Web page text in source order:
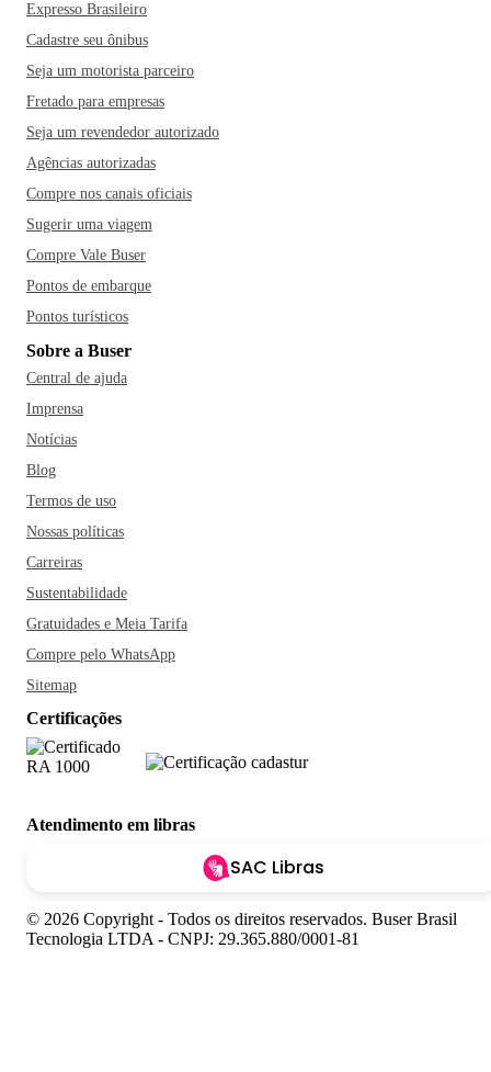
Expresso Brasileiro
Cadastre seu ônibus
Seja um motorista parceiro
Fretado para empresas
Seja um revendedor autorizado
Agências autorizadas
Compre nos canais oficiais
Sugerir uma viagem
Compre Vale Buser
Pontos de embarque
Pontos turísticos
Sobre a Buser
Central de ajuda
Imprensa
Notícias
Blog
Termos de uso
Nossas políticas
Carreiras
Sustentabilidade
Gratuidades e Meia Tarifa
Compre pelo WhatsApp
Sitemap
Certificações
Atendimento em libras
SAC Libras
© 2026 Copyright - Todos os direitos reservados. Buser Brasil
Tecnologia LTDA - CNPJ: 29.365.880/0001-81